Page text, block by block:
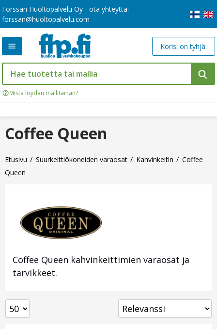
Forssan Huoltopalvelu Oy - ota yhteyttä:
forssan@huoltopalvelu.com
Mistä löydän mallitarran?
Korisi on tyhjä.
Etusivu Suurkeittiökoneiden varaosat Kahvinkeitin
Coffee
Queen
Coffee Queen
Coffee Queen kahvinkeittimien varaosat ja
tarvikkeet.